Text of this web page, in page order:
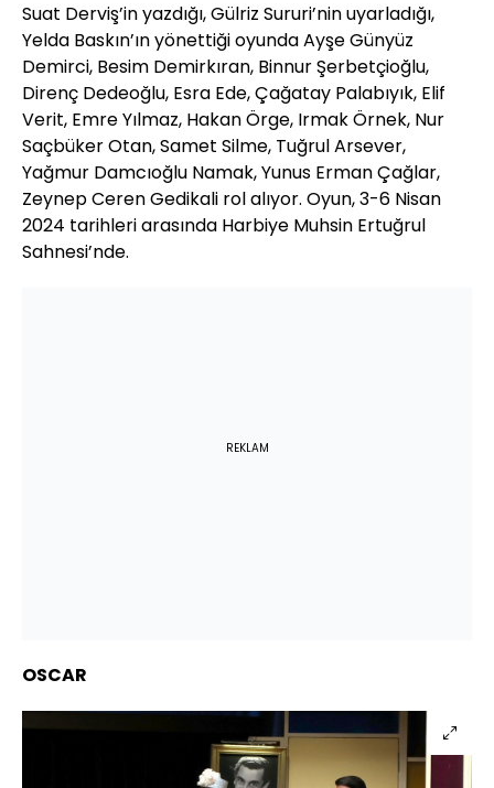
Suat Derviş’in yazdığı, Gülriz Sururi’nin uyarladığı,
Yelda Baskın’ın yönettiği oyunda Ayşe Günyüz
Demirci, Besim Demirkıran, Binnur Şerbetçioğlu,
Direnç Dedeoğlu, Esra Ede, Çağatay Palabıyık, Elif
Verit, Emre Yılmaz, Hakan Örge, Irmak Örnek, Nur
Saçbüker Otan, Samet Silme, Tuğrul Arsever,
Yağmur Damcıoğlu Namak, Yunus Erman Çağlar,
Zeynep Ceren Gedikali rol alıyor. Oyun, 3-6 Nisan
2024 tarihleri arasında Harbiye Muhsin Ertuğrul
Sahnesi’nde.
REKLAM
OSCAR